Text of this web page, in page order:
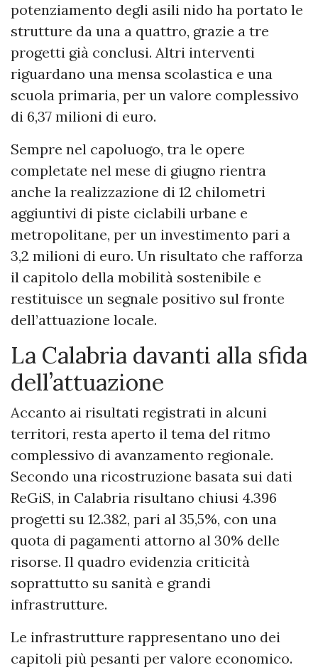
potenziamento degli asili nido ha portato le
strutture da una a quattro, grazie a tre
progetti già conclusi. Altri interventi
riguardano una mensa scolastica e una
scuola primaria, per un valore complessivo
di 6,37 milioni di euro.
Sempre nel capoluogo, tra le opere
completate nel mese di giugno rientra
anche la realizzazione di 12 chilometri
aggiuntivi di piste ciclabili urbane e
metropolitane, per un investimento pari a
3,2 milioni di euro. Un risultato che rafforza
il capitolo della mobilità sostenibile e
restituisce un segnale positivo sul fronte
dell’attuazione locale.
La Calabria davanti alla sfida
dell’attuazione
Accanto ai risultati registrati in alcuni
territori, resta aperto il tema del ritmo
complessivo di avanzamento regionale.
Secondo una ricostruzione basata sui dati
ReGiS, in Calabria risultano chiusi 4.396
progetti su 12.382, pari al 35,5%, con una
quota di pagamenti attorno al 30% delle
risorse. Il quadro evidenzia criticità
soprattutto su sanità e grandi
infrastrutture.
Le infrastrutture rappresentano uno dei
capitoli più pesanti per valore economico.